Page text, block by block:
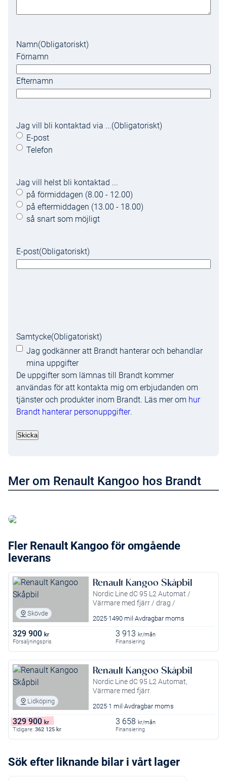
Namn(Obligatoriskt)
Förnamn
Efternamn
Jag vill bli kontaktad via ...(Obligatoriskt)
E-post
Telefon
Jag vill helst bli kontaktad ...
på förmiddagen (8.00 - 12.00)
på eftermiddagen (13.00 - 18.00)
så snart som möjligt
E-post(Obligatoriskt)
Samtycke(Obligatoriskt)
Jag godkänner att Brandt hanterar och behandlar
mina uppgifter
De uppgifter som lämnas till Brandt kommer
användas för att kontakta mig om erbjudanden om
tjänster och produkter inom Brandt. Läs mer om hur
Brandt hanterar personuppgifter.
Mer om Renault Kangoo hos Brandt
Fler Renault Kangoo för omgående
leverans
Skövde
Renault Kangoo Skåpbil
Nordic Line dC 95 L2 Automat /
Värmare med fjärr / drag /
2025 1490 mil Avdragbar moms
329 900 kr
Försäljningspris
3 913 kr/mån
Finansiering
Lidköping
Renault Kangoo Skåpbil
Nordic Line dC 95 L2 Automat,
Värmare med fjärr.
2025 1 mil Avdragbar moms
329 900 kr
Tidigare: 362 125 kr
3 658 kr/mån
Finansiering
Sök efter liknande bilar i vårt lager